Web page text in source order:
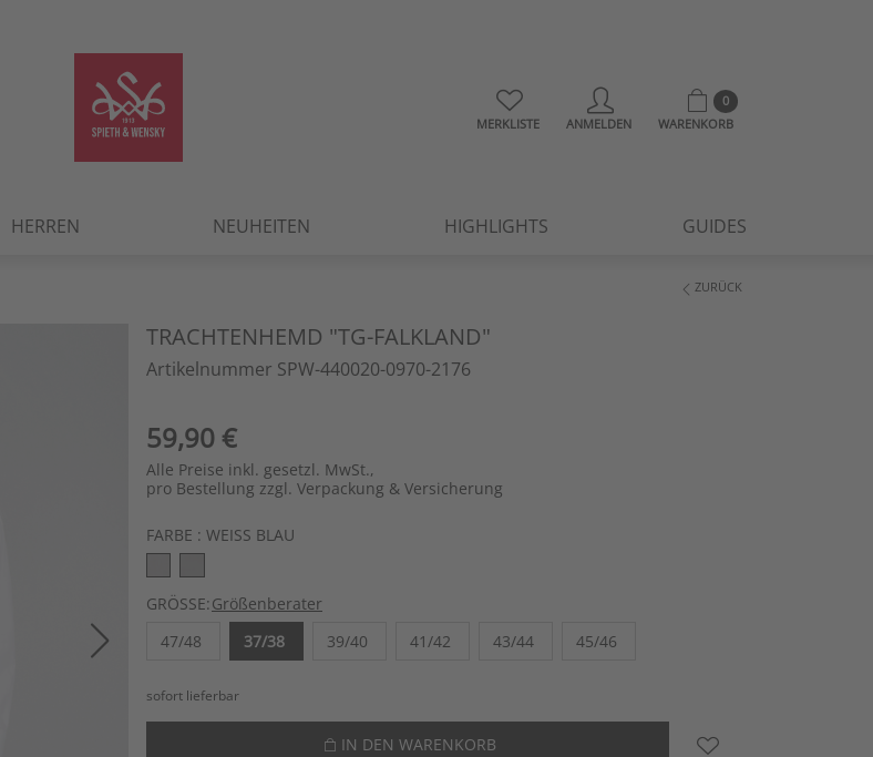
MERKLISTE ANMELDEN
0
WARENKORB
HERREN NEUHEITEN HIGHLIGHTS GUIDES
ZURÜCK
TRACHTENHEMD "TG-FALKLAND"
Artikelnummer SPW-440020-0970-2176
59,90 €
Alle Preise inkl. gesetzl. MwSt.,
pro Bestellung zzgl. Verpackung & Versicherung
FARBE : WEISS BLAU
GRÖSSE:Größenberater
47/48
37/38 39/40 41/42 43/44 45/46
sofort lieferbar
IN DEN WARENKORB